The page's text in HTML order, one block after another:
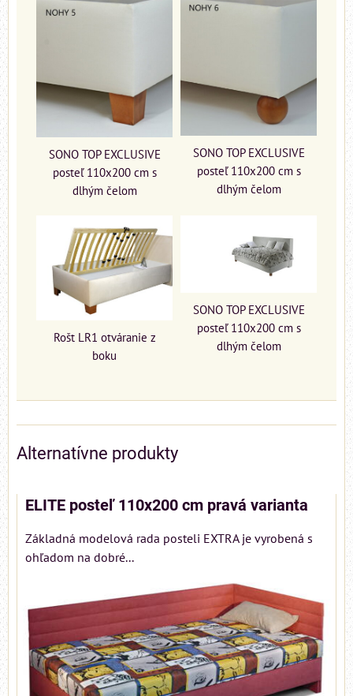
SONO TOP EXCLUSIVE
posteľ 110x200 cm s
dlhým čelom
SONO TOP EXCLUSIVE
posteľ 110x200 cm s
dlhým čelom
Rošt LR1 otváranie z
boku
SONO TOP EXCLUSIVE
posteľ 110x200 cm s
dlhým čelom
Alternatívne produkty
ELITE posteľ 110x200 cm pravá varianta
Základná modelová rada posteli EXTRA je vyrobená s
ohľadom na dobré...